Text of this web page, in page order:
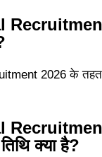
2026 के
क्या है?